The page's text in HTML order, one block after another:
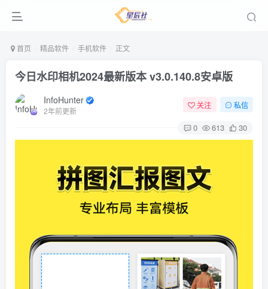
首页 精品软件 手机软件 正文
今日水印相机2024最新版本 v3.0.140.8安卓版
InfoHunter
2年前更新
关注 私信
0 613 30